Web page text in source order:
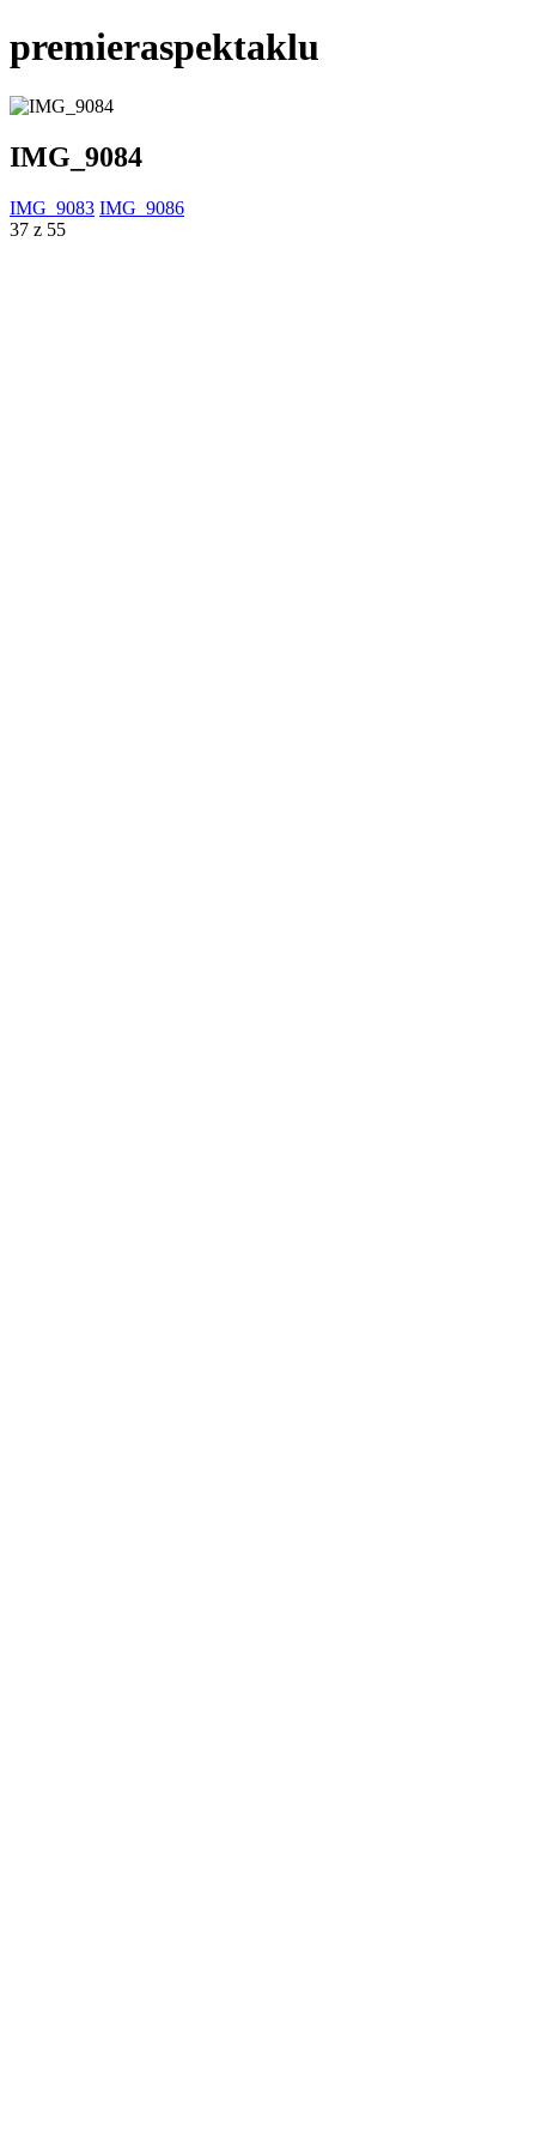
premieraspektaklu
IMG_9084
IMG_9083 IMG_9086
37 z 55